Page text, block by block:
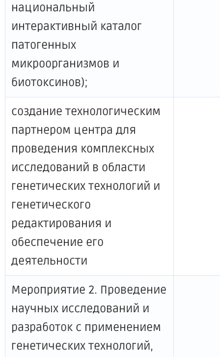
национальный
интерактивный каталог
патогенных
микроорганизмов и
биотоксинов);
создание технологическим
партнером центра для
проведения комплексных
исследований в области
генетических технологий и
генетического
редактирования и
обеспечение его
деятельности
Мероприятие 2. Проведение
научных исследований и
разработок с применением
генетических технологий,